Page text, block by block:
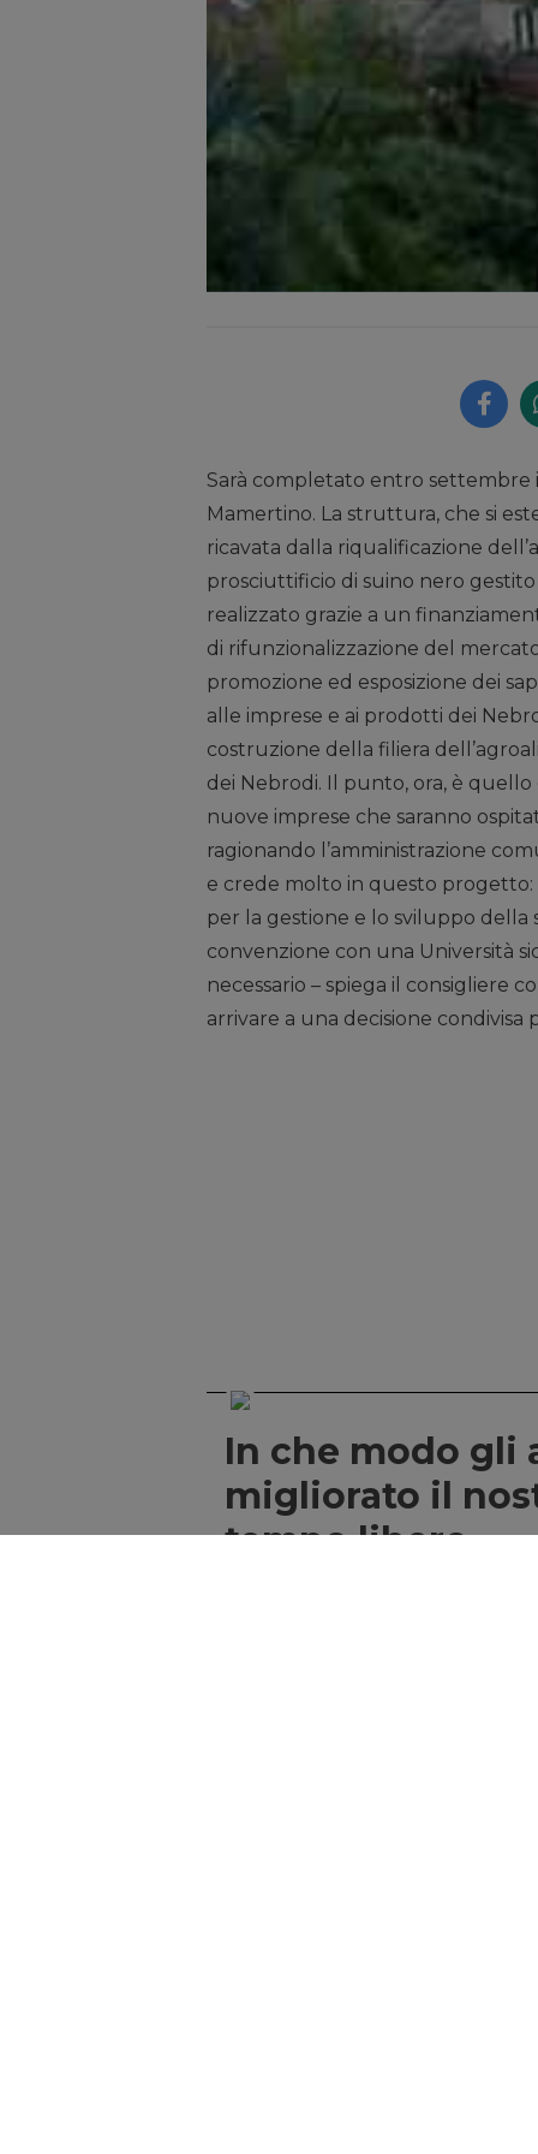
Sarà completato entro settembre
Mamertino. La struttura, che si
ricavata dalla riqualificazione
prosciuttificio di suino nero
realizzato grazie a un
di rifunzionalizzazione del
promozione ed esposizione dei
alle imprese e ai prodotti dei
costruzione della filiera
dei Nebrodi. Il punto, ora, è
nuove imprese che saranno
ragionando l’amministrazione
e crede molto in questo
per la gestione e lo sviluppo
convenzione con una Università
necessario – spiega il consigliere
arrivare a una decisione condivisa
In che modo gli
migliorato il
tempo libero